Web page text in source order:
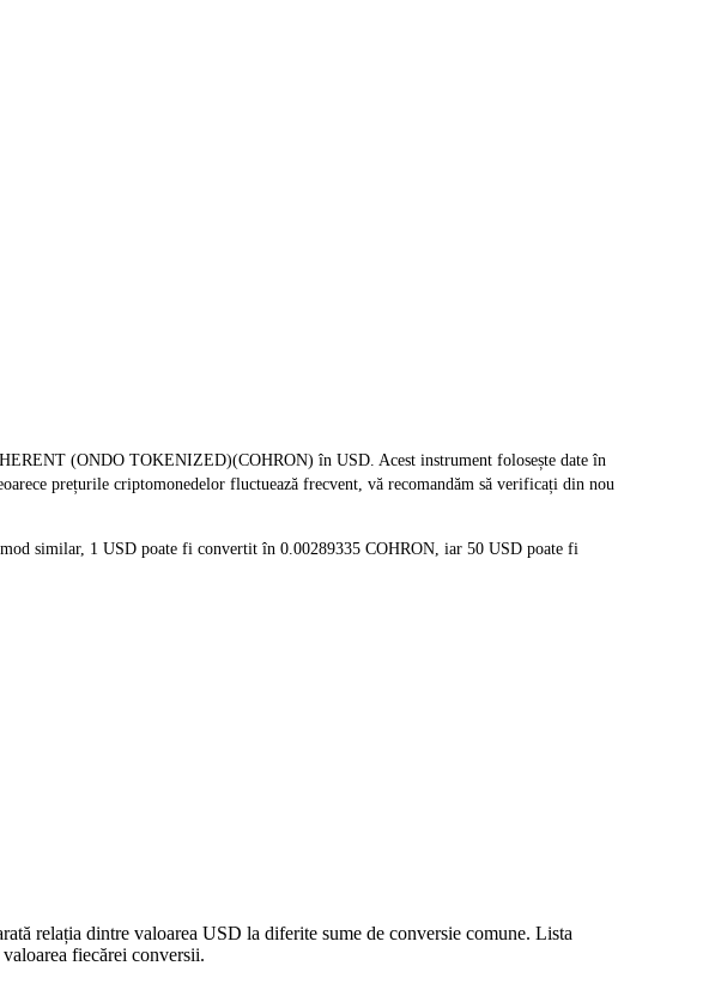
(ONDO TOKENIZED)(COHRON) în USD. Acest instrument folosește date în
prețurile criptomonedelor fluctuează frecvent, vă recomandăm să verificați din nou
similar, 1 USD poate fi convertit în 0.00289335 COHRON, iar 50 USD poate fi
relația dintre valoarea USD la diferite sume de conversie comune. Lista
fiecărei conversii.